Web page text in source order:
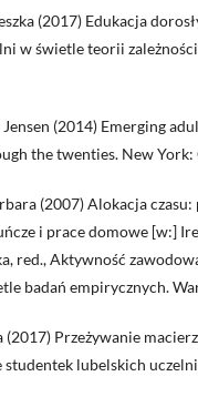
(2017) Edukacja
w świetle teorii zależności
(2014) Emerging
the twenties. New
(2007) Alokacja
i prace domowe [w:]
red., Aktywność
badań empirycznych.
(2017) Przeżywanie
studentek lubelskich